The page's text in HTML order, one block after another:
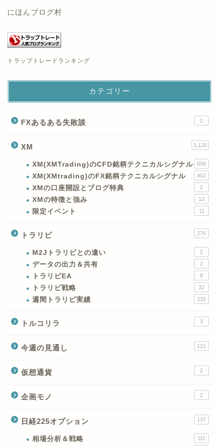
にほんブログ村
トラップトレードランキング
カテゴリー
FXあるある失敗談 2
XM 1,126
XM(XMTrading)のCFD銘柄テクニカルシグナル 699
XM(XMtrading)のFX銘柄テクニカルシグナル 402
XMの口座開設とブログ特典 2
XMの特徴と強み 12
限定イベント 11
トラリピ 276
M2Jトラリピとの違い 2
データの出力＆共有 2
トラリピEA 8
トラリピ戦略 32
週間トラリピ実績 232
トルコリラ 3
今週の見通し 121
仮想通貨 2
企画モノ 2
日経225オプション 137
相場分析＆戦略 111